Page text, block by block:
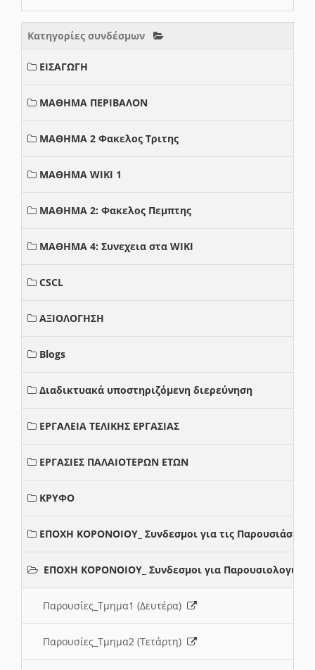
Κατηγορίες συνδέσμων
ΕΙΣΑΓΩΓΗ
ΜΑΘΗΜΑ ΠΕΡΙΒΑΛΟΝ
ΜΑΘΗΜΑ 2 Φακελος Τριτης
ΜΑΘΗΜΑ WIKI 1
ΜΑΘΗΜΑ 2: Φακελος Πεμπτης
ΜΑΘΗΜΑ 4: Συνεχεια στα WIKI
CSCL
ΑΞΙΟΛΟΓΗΣΗ
Blogs
Διαδικτυακά υποστηριζόμενη διερεύνηση
ΕΡΓΑΛΕΙΑ ΤΕΛΙΚΗΣ ΕΡΓΑΣΙΑΣ
ΕΡΓΑΣΙΕΣ ΠΑΛΑΙΟΤΕΡΩΝ ΕΤΩΝ
ΚΡΥΦΟ
ΕΠΟΧΗ ΚΟΡΟΝΟΙΟΥ_ Συνδεσμοι για τις Παρουσιάσεις
ΕΠΟΧΗ ΚΟΡΟΝΟΙΟΥ_ Συνδεσμοι για Παρουσιολογια
Παρουσίες_Τμημα1 (Δευτέρα)
Παρουσίες_Τμημα2 (Τετάρτη)